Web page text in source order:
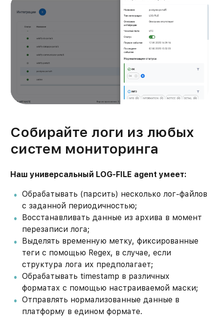
Собирайте логи из любых
систем мониторинга
Наш универсальный LOG-FILE agent умеет:
Обрабатывать (парсить) несколько лог-файлов
с заданной периодичностью;
Восстанавливать данные из архива в момент
перезаписи лога;
Выделять временную метку, фиксированные
теги с помощью Regex, в случае, если
структура лога их предполагает;
Обрабатывать timestamp в различных
форматах с помощью настраиваемой маски;
Отправлять нормализованные данные в
платформу в едином формате.